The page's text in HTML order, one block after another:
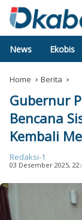
News Ekobis
Home Berita
Gubernur
Bencana
Kembali
Redaksi-1
03 Desember 2025,